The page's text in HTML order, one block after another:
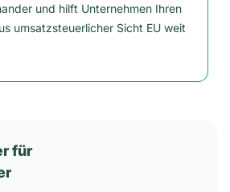
für
und hilft Unternehmen Ihren
umsatzsteuerlicher Sicht EU weit